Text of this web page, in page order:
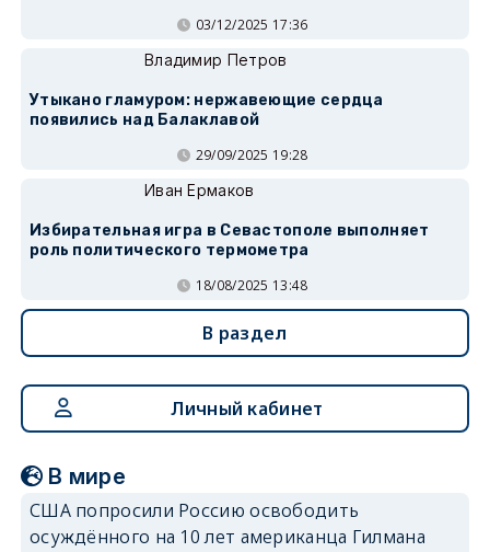
03/12/2025 17:36
Владимир Петров
Утыкано гламуром: нержавеющие сердца
появились над Балаклавой
29/09/2025 19:28
Иван Ермаков
Избирательная игра в Севастополе выполняет
роль политического термометра
18/08/2025 13:48
В раздел
Личный кабинет
В мире
США попросили Россию освободить
осуждённого на 10 лет американца Гилмана